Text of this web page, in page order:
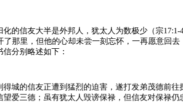
的信友大半是外邦人，犹太人为数极少（宗
那里，但他的心却未尝一刻忘怀，一再愿意回
分别略述如下：
城的信友正遭到猛烈的迫害，遂打发弟茂德前
爱三德；虽有犹太人毁谤保禄，但信友对保禄